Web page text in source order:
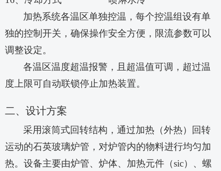
加热系统各温区单独控温，每个控温组设有单
独的控制开关，确保操作安全方便，限流参数可以
调整设定。
各温区温度超温报警，且超温值可调，超过温
度上限可自动联锁停止加热装置。
二、设计方案
采用滚筒式回转结构，通过加热（外热）回转
运动的石英玻璃炉管，对炉管内的物料进行均匀加
热。设备主要由炉管、炉体、加热元件（sic）、螺